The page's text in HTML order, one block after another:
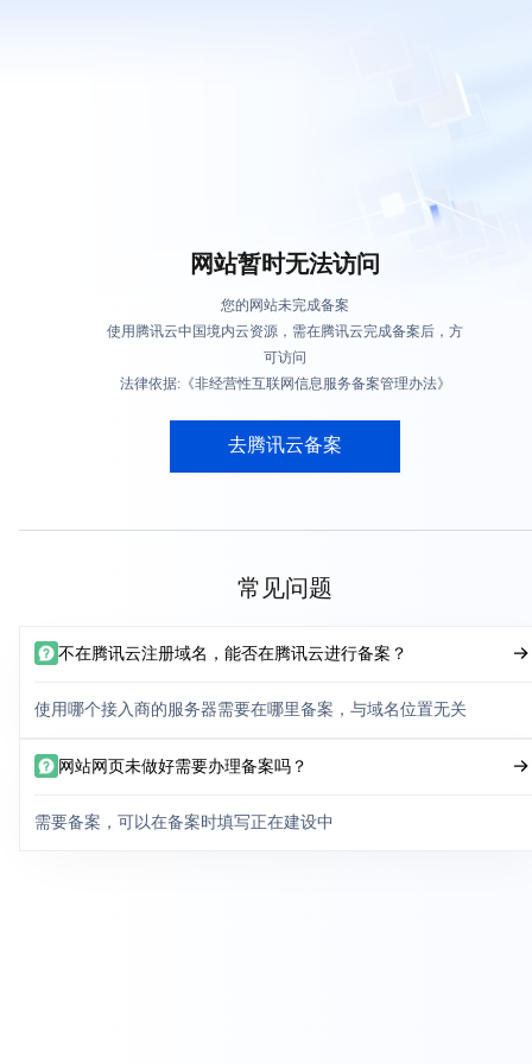
网站暂时无法访问
您的网站未完成备案
使用腾讯云中国境内云资源，需在腾讯云完成备案后，方
可访问
法律依据:《非经营性互联网信息服务备案管理办法》
去腾讯云备案
常见问题
不在腾讯云注册域名，能否在腾讯云进行备案？
使用哪个接入商的服务器需要在哪里备案，与域名位置无关
网站网页未做好需要办理备案吗？
需要备案，可以在备案时填写正在建设中